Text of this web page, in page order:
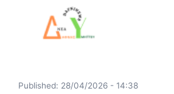
Published: 28/04/2026 - 14:38